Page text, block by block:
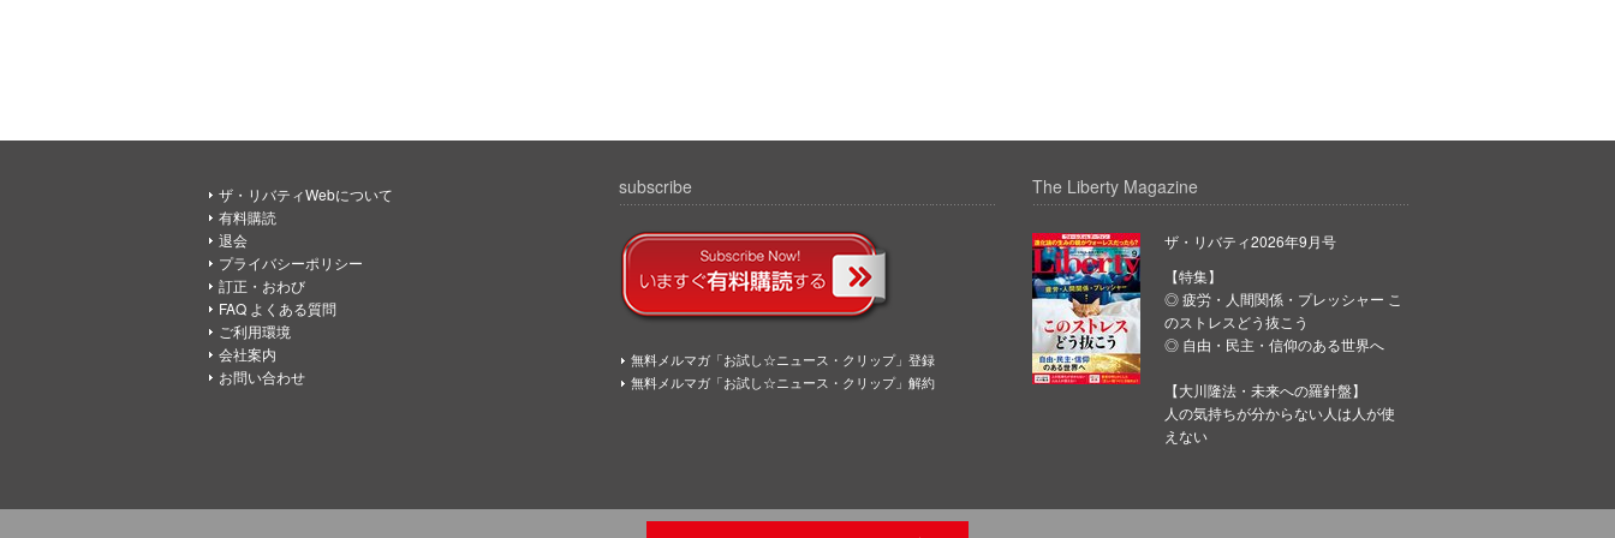
ザ・リバティWebについて
有料購読
退会
プライバシーポリシー
訂正・おわび
FAQ よくある質問
ご利用環境
会社案内
お問い合わせ
subscribe
無料メルマガ「お試し☆ニュース・クリップ」登録
無料メルマガ「お試し☆ニュース・クリップ」解約
The Liberty Magazine
ザ・リバティ2026年9月号
【特集】
◎ 疲労・人間関係・プレッシャー こ
のストレスどう抜こう
◎ 自由・民主・信仰のある世界へ
【大川隆法・未来への羅針盤】
人の気持ちが分からない人は人が使
えない